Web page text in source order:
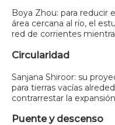
Boya Zhou: para reducir
área cercana al río, el
red de corrientes
Circularidad
Sanjana Shiroor: su
para tierras vacías
contrarrestar la
Puente y descenso